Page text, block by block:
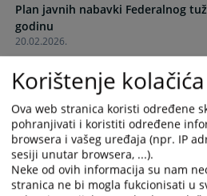
forward
to
interact
the
and
select
a
date.
Press
forward
the
and
select
a
date.
Press
20.02.2026.
Plan javnih nabavki Federalnog
godinu
03.03.2025.
Plan javnih nabavki Federalnog
26.02.2024.
Plan javnih nabavki Federalnog
godinu
Korištenje kolačića
Ova web stranica koristi određene
pohranjivati i koristiti određene
browsera i vašeg uređaja (npr. IP
sesiji unutar browsera, ...).
Neke od ovih informacija su nam
stranica ne bi mogla fukcionisati u